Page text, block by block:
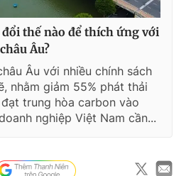
thế nào để thích ứng với
Âu?
Âu với nhiều chính sách
nhằm giảm 55% phát thải
trung hòa carbon vào
nghiệp Việt Nam cần...